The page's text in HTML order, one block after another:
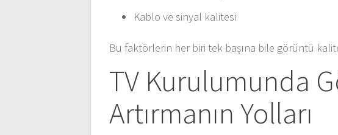
Kablo ve sinyal kalitesi
Bu faktörlerin her biri tek başına bile görüntü
TV Kurulumunda
Artırmanın Yolları